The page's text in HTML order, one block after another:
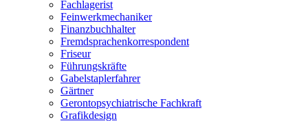
Fachlagerist
Feinwerkmechaniker
Finanzbuchhalter
Fremdsprachenkorrespondent
Friseur
Führungskräfte
Gabelstaplerfahrer
Gärtner
Gerontopsychiatrische Fachkraft
Grafikdesign